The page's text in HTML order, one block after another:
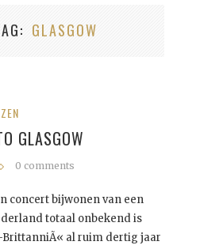
GLASGOW
GLASGOW
0 comments
concert bijwonen van een
totaal onbekend is
BrittanniÃ« al ruim dertig jaar